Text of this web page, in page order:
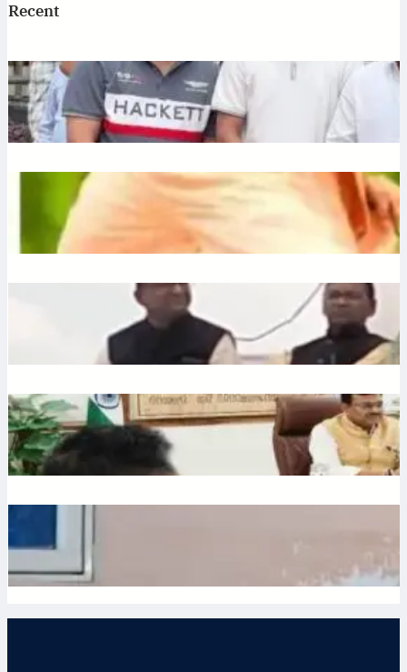
Recent
Jagannath: एटी पैलेस में भगवान जगन्नाथ की स्थापना, डिप्टी सीएम
अरुण साव ने रथ यात्रा को दिखाई हरी झंडी
July 10, 2026.Ronit Sharma
Plantation: यूपी में 12 जुलाई को लगेंगे 35 करोड़ पौधे, CM योगी करेंगे
अभियान की शुरुआत
Ronit Sharma
Liquor: छत्तीसगढ़ में बीजेपी विधायक शकुंतला पोर्ते का शराबबंदी पर बड़ा
बयान, वीडियो वायरल
Water: उत्तराखंड में भूजल संरक्षण पर जोर, मुख्य सचिव ने दिए सख्त निर्देश
July 10, 2026 Ronit Sharma
July 9, 2026